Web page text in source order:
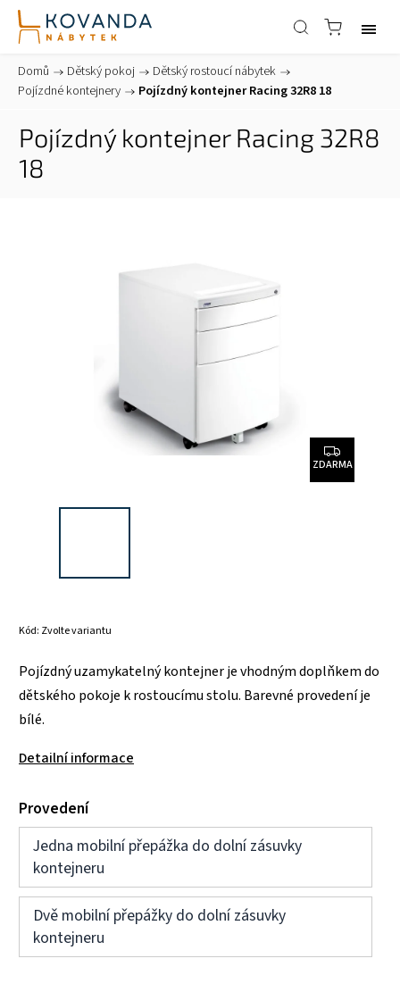
Domů / Dětský pokoj / Dětský rostoucí nábytek /
Pojízdné kontejnery / Pojízdný kontejner Racing 32R8 18
Pojízdný kontejner Racing 32R8
18
ZDARMA
Kód: Zvolte variantu
Pojízdný uzamykatelný kontejner je vhodným doplňkem do
dětského pokoje k rostoucímu stolu. Barevné provedení je
bílé.
Detailní informace
Provedení
Jedna mobilní přepážka do dolní zásuvky
kontejneru
Dvě mobilní přepážky do dolní zásuvky
kontejneru